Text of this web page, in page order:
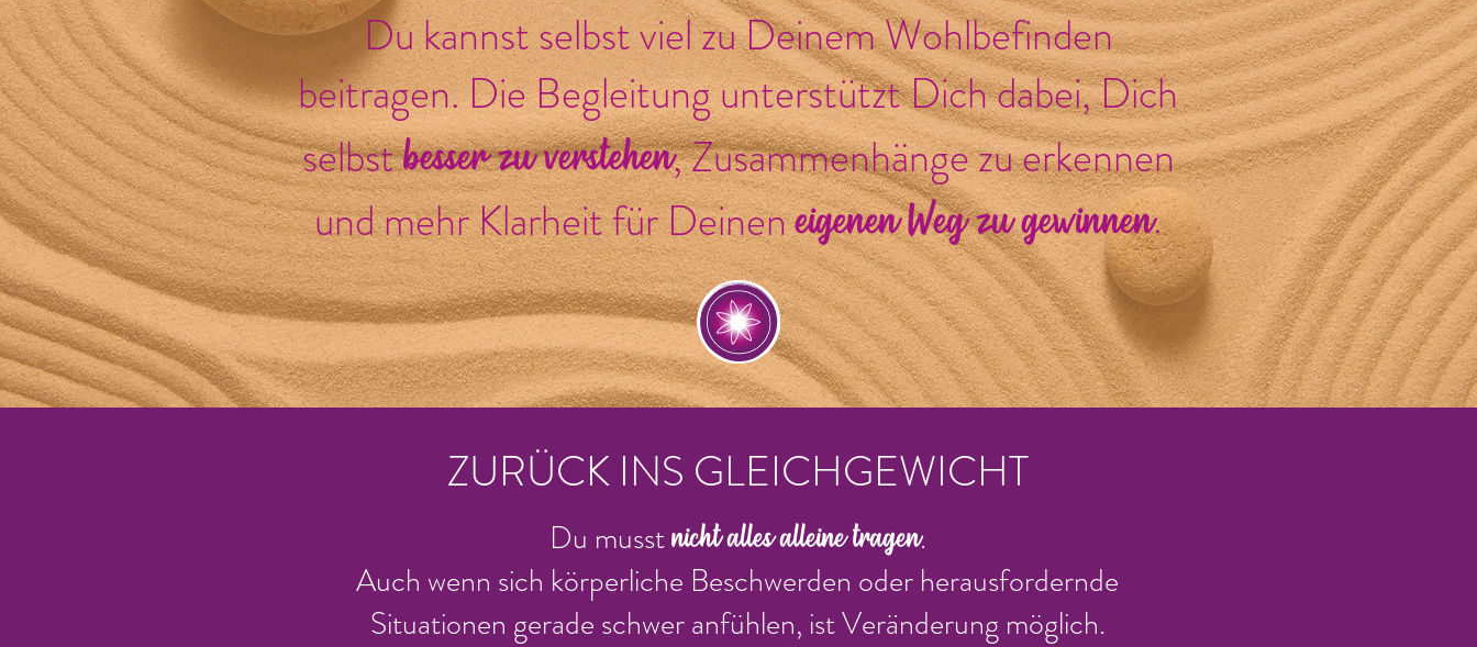
Du kannst selbst viel zu Deinem Wohlbefinden
beitragen. Die Begleitung unterstützt Dich dabei, Dich
selbstbesser zu verstehen, Zusammenhänge zu erkennen
und mehr Klarheit für Deineneigenen Weg zu gewinnen.
ZURÜCK INS GLEICHGEWICHT
Du musstnicht alles alleine tragen.
Auch wenn sich körperliche Beschwerden oder herausfordernde
Situationen gerade schwer anfühlen, ist Veränderung möglich.